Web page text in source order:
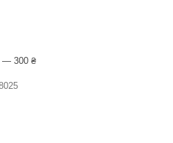
— 300 ₴